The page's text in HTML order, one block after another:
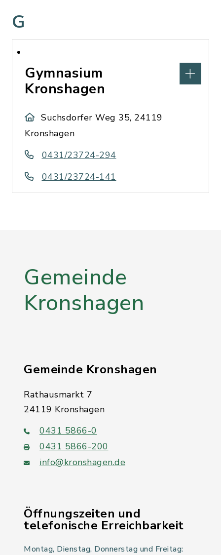
G
Gymnasium
Kronshagen
Suchsdorfer Weg 35, 24119
Kronshagen
0431/23724-294
0431/23724-141
Gemeinde
Kronshagen
Gemeinde Kronshagen
Rathausmarkt 7
24119 Kronshagen
0431 5866-0
0431 5866-200
info@kronshagen.de
Öffnungszeiten und
telefonische Erreichbarkeit
Montag, Dienstag, Donnerstag und Freitag: